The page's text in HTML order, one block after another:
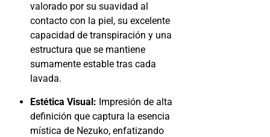
valorado por su suavidad al
contacto con la piel, su excelente
capacidad de transpiración y una
estructura que se mantiene
sumamente estable tras cada
lavada.
Estética Visual: Impresión de alta
definición que captura la esencia
mística de Nezuko, enfatizando